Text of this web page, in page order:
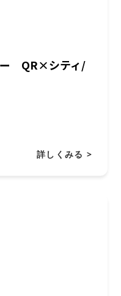
QR×シティ/
詳しくみる >